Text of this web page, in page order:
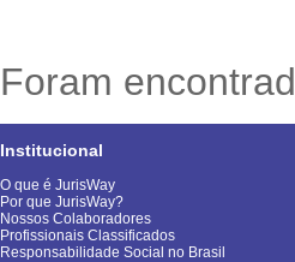
Foram
Institucional
O que é JurisWay
Por que JurisWay?
Nossos Colaboradores
Profissionais Classificados
Responsabilidade Social no Brasil